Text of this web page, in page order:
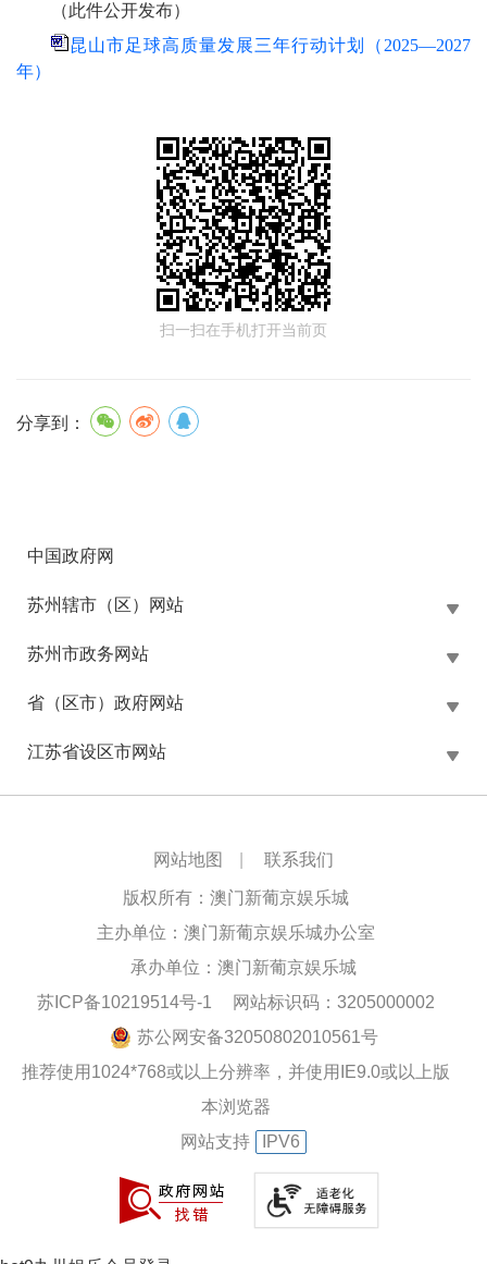
（此件公开发布）
昆山市足球高质量发展三年行动计划（2025—2027
年）
扫一扫在手机打开当前页
分享到：
中国政府网
苏州辖市（区）网站
苏州市政务网站
省（区市）政府网站
江苏省设区市网站
网站地图 联系我们
版权所有：澳门新葡京娱乐城
主办单位：澳门新葡京娱乐城办公室
承办单位：澳门新葡京娱乐城
苏ICP备10219514号-1
网站标识码：3205000002
苏公网安备32050802010561号
推荐使用1024*768或以上分辨率，并使用IE9.0或以上版
本浏览器
网站支持
IPV6